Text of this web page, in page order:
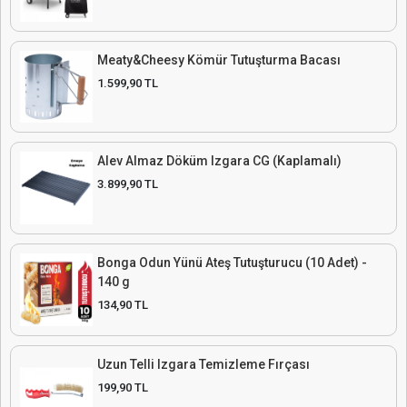
Meaty&Cheesy Kömür Tutuşturma Bacası
1.599,90 TL
Alev Almaz Döküm Izgara CG (Kaplamalı)
3.899,90 TL
Bonga Odun Yünü Ateş Tutuşturucu (10 Adet) -
140 g
134,90 TL
Uzun Telli Izgara Temizleme Fırçası
199,90 TL